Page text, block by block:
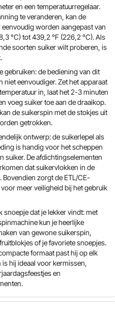
en een temperatuurregelaar.
te veranderen, kan de
eenvoudig worden aangepast van
°C) tot 439,2 °F (226,2 °C). Als
soorten suiker wilt proberen, is
gebruiken: de bediening van dit
niet eenvoudiger. Zet het apparaat
in, laat het 2-3 minuten
voeg suiker toe aan de draaikop.
de suikerspin met de stokjes uit
getrokken.
ontwerp: de suikerlepel als
is handig voor het scheppen
suiker. De afdichtingselementen
dat suikervlokken in de
Bovendien zorgt de ETL/CE-
meer veiligheid bij het gebruik
snoepje dat je lekker vindt: met
kun je heerlijke
van gewone suikerspin,
of je favoriete snoepjes.
formaat past hij op elk
is hij ideaal voor kermissen,
en